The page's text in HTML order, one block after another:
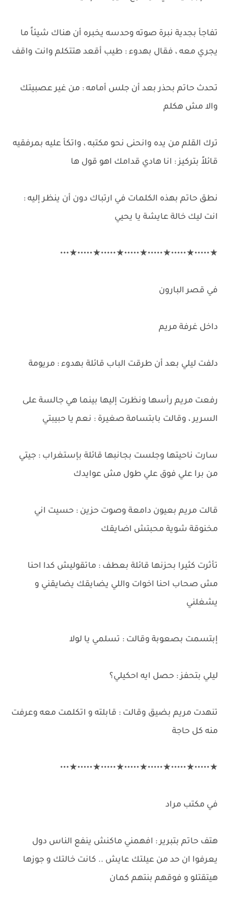
تفاجأ بجدية نبرة صوته وحدسه يخبره أن هناك شيئاً ما
يجري معه ، فقال بهدوء : طيب أقعد هتتكلم وانت واقف
تحدث حاتم بحذر بعد أن جلس أمامه : من غير عصبيتك
والا مش هكلم
ترك القلم من يده وانحنى نحو مكتبه ، واتكأ عليه بمرفقيه
قائلاً بتركيز : انا هادي قدامك اهو قول ها
نطق حاتم بهذه الكلمات في ارتباك دون أن ينظر إليه :
انت ليك خالة عايشة يا يحيي
★•••••★•••••★•••••★•••••★•••••★•••••★•••
في قصر البارون
داخل غرفة مريم
دلفت ليلي بعد أن طرقت الباب قائلة بهدوء : مريومة
رفعت مريم رأسها ونظرت إليها بينما هي جالسة على
السرير ، وقالت بابتسامة صغيرة : نعم يا حبيبتي
سارت ناحيتها وجلست بجانبها قائلة بإستغراب : جيتي
من برا علي فوق علي طول مش عوايدك
قالت مريم بعيون دامعة وصوت حزين : حسيت اني
مخنوقة شوية محبتش اضايقك
تأثرت كثيرا بحزنها قائلة بعطف : ماتقوليش كدا احنا
مش صحاب احنا اخوات واللي يضايقك يضايقني و
يشغلني
إبتسمت بصعوبة وقالت : تسلمي يا لولا
ليلي بتحفز : حصل ايه احكيلي؟
تنهدت مريم بضيق وقالت : قابلته و اتكلمت معه وعرفت
منه كل حاجة
★•••••★•••••★•••••★•••••★•••••★•••••★•••
في مكتب مراد
هتف حاتم بتبرير : افهمني ماكنش ينفع الناس دول
يعرفوا ان حد من عيلتك عايش .. كانت خالتك و جوزها
هيتقتلو و فوقهم بنتهم كمان